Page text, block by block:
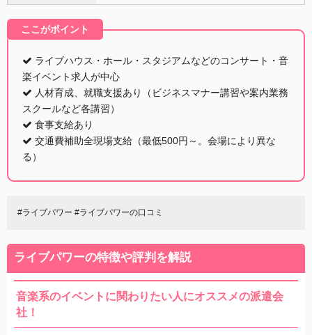
ここがポイント
ライブハウス・ホール・スタジアムなどのコンサート・音
楽イベント求人が中心
人材育成、就職支援あり（ビジネスマナー講習や案内業務
スクールなど各講習）
食事支給あり
交通費補助全現場支給（最低500円～。会場により異な
る）
#ライブパワー #ライブパワーの口コミ
ライブパワーの特徴や評判を解説
音楽系のイベントに関わりたい人にオススメの派遣会
社！